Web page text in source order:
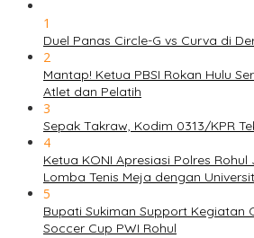
1
Duel Panas Circle-G vs Curva di
2
Mantap! Ketua PBSI Rokan Hulu
Atlet dan Pelatih
3
Sepak Takraw, Kodim 0313/KPR
4
Ketua KONI Apresiasi Polres
Lomba Tenis Meja dengan
5
Bupati Sukiman Support Kegiatan
Soccer Cup PWI Rohul